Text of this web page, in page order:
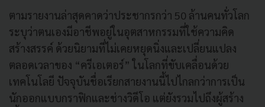
ตามรายงานล่าสุดคาดว่าประชากรกว่า 50 ล้านคนทั่วโลก
ระบุว่าตนเองมีอาชีพอยู่ในอุตสาหกรรมที่ใช้ความคิด
สร้างสรรค์ ด้วยนิยามที่ไม่เคยหยุดนิ่งและเปลี่ยนแปลง
ตลอดเวลาของ “ครีเอเตอร์” ในโลกที่ขับเคลื่อนด้วย
เทคโนโลยี ปัจจุบันชื่อเรียกสายงานนี้ไปไกลกว่าการเป็น
นักออกแบบกราฟิกและช่างวิดีโอ แต่ยังรวมไปถึงผู้สร้าง